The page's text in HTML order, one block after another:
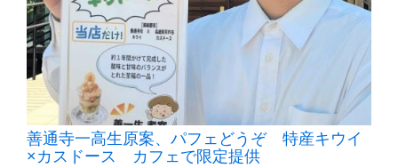
善通寺一高生原案、パフェどうぞ 特産キウイ
×カスドース カフェで限定提供